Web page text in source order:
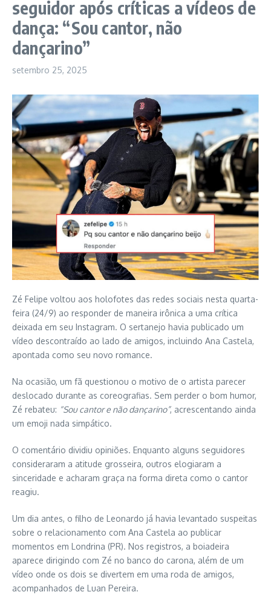
seguidor após críticas a vídeos de
dança: “Sou cantor, não
dançarino”
setembro 25, 2025
Zé Felipe voltou aos holofotes das redes sociais nesta quarta-
feira (24/9) ao responder de maneira irônica a uma crítica
deixada em seu Instagram. O sertanejo havia publicado um
vídeo descontraído ao lado de amigos, incluindo Ana Castela,
apontada como seu novo romance.
Na ocasião, um fã questionou o motivo de o artista parecer
deslocado durante as coreografias. Sem perder o bom humor,
Zé rebateu: “Sou cantor e não dançarino”, acrescentando ainda
um emoji nada simpático.
O comentário dividiu opiniões. Enquanto alguns seguidores
consideraram a atitude grosseira, outros elogiaram a
sinceridade e acharam graça na forma direta como o cantor
reagiu.
Um dia antes, o filho de Leonardo já havia levantado suspeitas
sobre o relacionamento com Ana Castela ao publicar
momentos em Londrina (PR). Nos registros, a boiadeira
aparece dirigindo com Zé no banco do carona, além de um
vídeo onde os dois se divertem em uma roda de amigos,
acompanhados de Luan Pereira.